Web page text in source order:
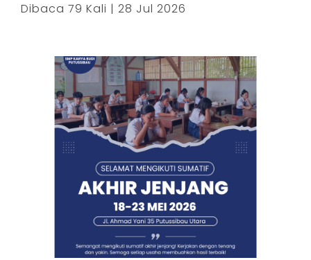
Dibaca 79 Kali | 28 Jul 2026